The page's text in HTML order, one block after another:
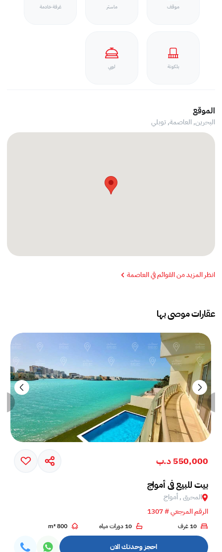
موقف ماستر غرفة خادمة
بلكونة لوبي
الموقع
البحرين, العاصمة,توبلي
انظر المزيد من القوائم في العاصمة
عقارات موصى بها
550,000 د.ب
بيت للبيع في أمواج
المحرق , أمواج
الرقم المرجعي # 1307
10 غرف 10 دورات مياه 800 m²
احجز وحدتك الان